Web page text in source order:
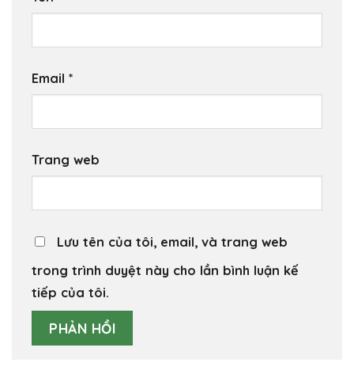
Email *
Trang web
Lưu tên của tôi, email, và trang web
trong trình duyệt này cho lần bình luận kế
tiếp của tôi.